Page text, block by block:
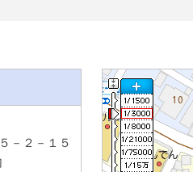
－２－１５